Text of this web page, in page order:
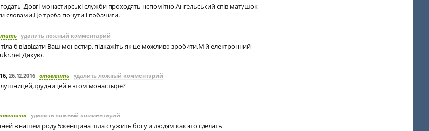
.Довгі монастирські служби проходять непомітно.Ангельський спів матушок
словами.Це треба почути і побачити.
удалить ложный комментарий
б відвідати Ваш монастир, підкажіть як це можливо зробити.Мій електронний
Дякую.
, 26.12.2016 ответить удалить ложный комментарий
в этом монастыре?
удалить ложный комментарий
в нашем роду 5женщина шла служить богу и людям как это сделать